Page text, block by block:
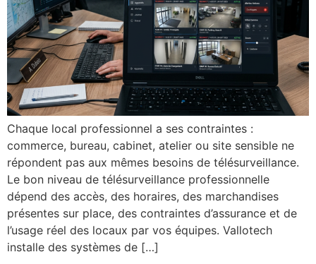
Chaque local professionnel a ses contraintes :
commerce, bureau, cabinet, atelier ou site sensible ne
répondent pas aux mêmes besoins de télésurveillance.
Le bon niveau de télésurveillance professionnelle
dépend des accès, des horaires, des marchandises
présentes sur place, des contraintes d’assurance et de
l’usage réel des locaux par vos équipes. Vallotech
installe des systèmes de […]